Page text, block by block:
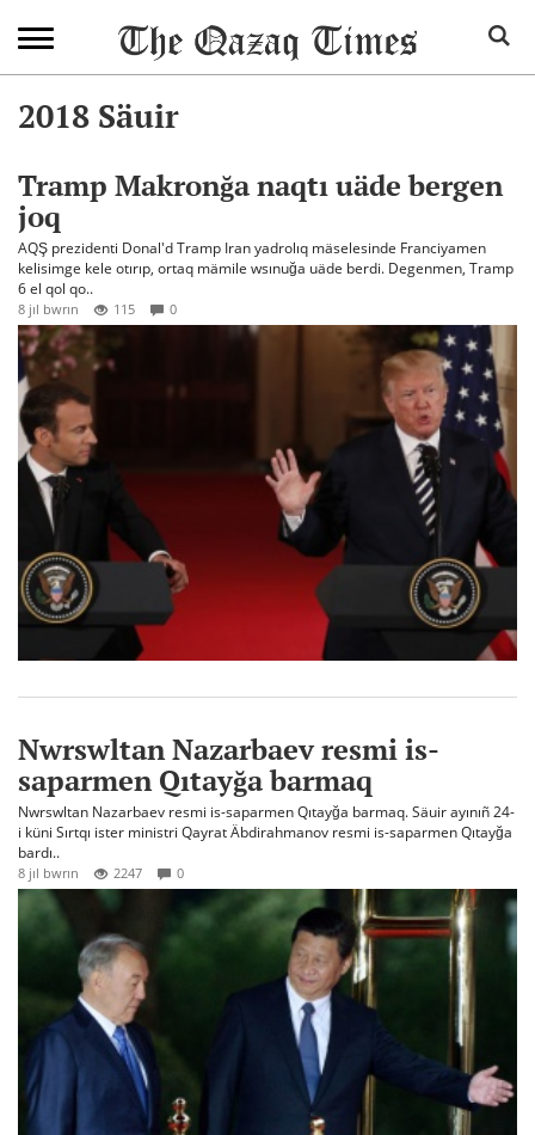
2018 Säuir
Tramp Makronğa naqtı uäde bergen
joq
AQŞ prezidenti Donal'd Tramp Iran yadrolıq mäselesinde Franciyamen
kelisimge kele otırıp, ortaq mämile wsınuğa uäde berdi. Degenmen, Tramp
6 el qol qo..
8 jıl bwrın 115 0
Nwrswltan Nazarbaev resmi is-
saparmen Qıtayğa barmaq
Nwrswltan Nazarbaev resmi is-saparmen Qıtayğa barmaq. Säuir ayınıñ 24-
i küni Sırtqı ister ministri Qayrat Äbdirahmanov resmi is-saparmen Qıtayğa
bardı..
8 jıl bwrın 2247 0